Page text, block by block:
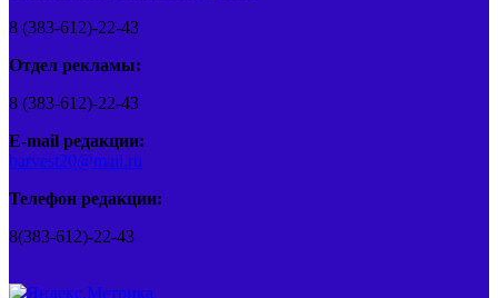
8 (383-612)-22-43
Отдел рекламы:
8 (383-612)-22-43
E-mail редакции:
barvest20@mail.ru
Телефон редакции:
8(383-612)-22-43